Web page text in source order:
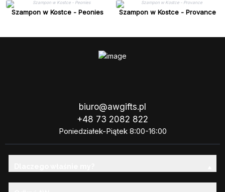
Szampon w Kostce - Peonies Szampon w Kostce - Provance
biuro@awgifts.pl
+48 73 2082 822
Poniedziałek-Piątek 8:00-16:00